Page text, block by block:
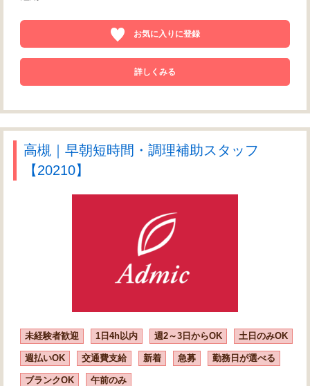
お気に入りに登録
詳しくみる
高槻｜早朝短時間・調理補助スタッフ
【20210】
未経験者歓迎 1日4h以内 週2～3日からOK 土日のみOK
週払いOK 交通費支給 新着 急募 勤務日が選べる
ブランクOK 午前のみ